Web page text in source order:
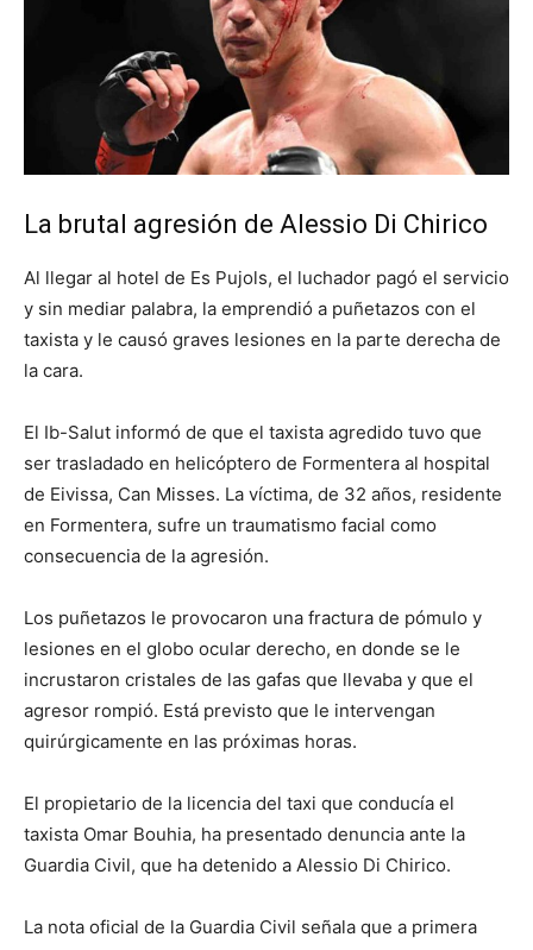
La brutal agresión de Alessio Di Chirico
Al llegar al hotel de Es Pujols, el luchador pagó el servicio
y sin mediar palabra, la emprendió a puñetazos con el
taxista y le causó graves lesiones en la parte derecha de
la cara.
El Ib-Salut informó de que el taxista agredido tuvo que
ser trasladado en helicóptero de Formentera al hospital
de Eivissa, Can Misses. La víctima, de 32 años, residente
en Formentera, sufre un traumatismo facial como
consecuencia de la agresión.
Los puñetazos le provocaron una fractura de pómulo y
lesiones en el globo ocular derecho, en donde se le
incrustaron cristales de las gafas que llevaba y que el
agresor rompió. Está previsto que le intervengan
quirúrgicamente en las próximas horas.
El propietario de la licencia del taxi que conducía el
taxista Omar Bouhia, ha presentado denuncia ante la
Guardia Civil, que ha detenido a Alessio Di Chirico.
La nota oficial de la Guardia Civil señala que a primera